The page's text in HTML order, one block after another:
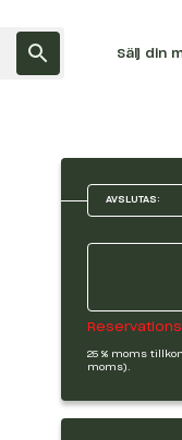
Sälj din
AVSLUTAS:
25 % moms
moms).